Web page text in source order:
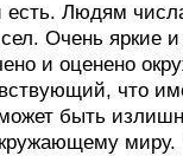
есть. Людям
Очень
и оценено
что
быть